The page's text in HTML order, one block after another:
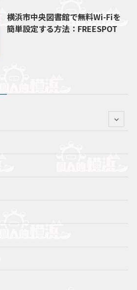
横浜市中央図書館で無料Wi-Fiを
簡単設定する方法：FREESPOT